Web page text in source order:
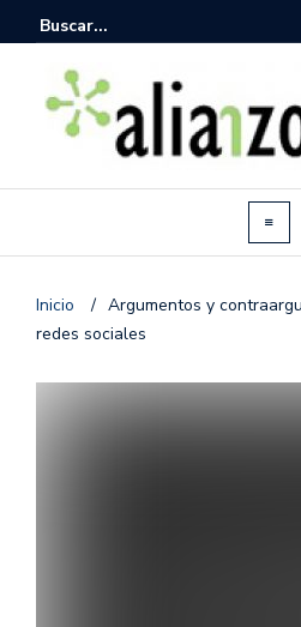
Inicio / Argumentos y
redes sociales